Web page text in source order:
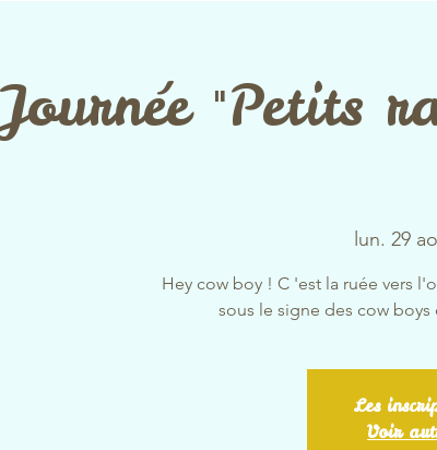
Journée "Petits
lun. 29
Hey cow boy ! C 'est la ruée vers
sous le signe des cow
Les
Voir